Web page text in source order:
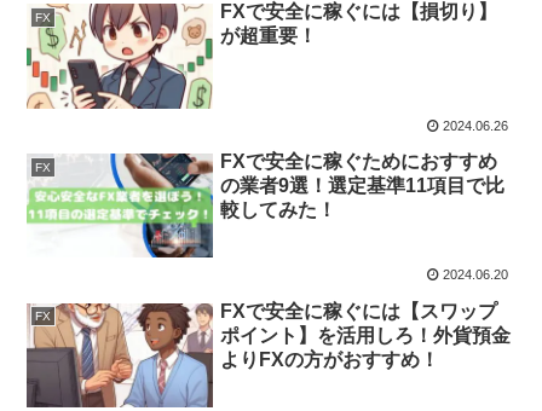
FX
FXで安全に稼ぐには【損切り】
が超重要！
2024.06.26
FX
FXで安全に稼ぐためにおすすめ
の業者9選！選定基準11項目で比
較してみた！
2024.06.20
FX
FXで安全に稼ぐには【スワップ
ポイント】を活用しろ！外貨預金
よりFXの方がおすすめ！